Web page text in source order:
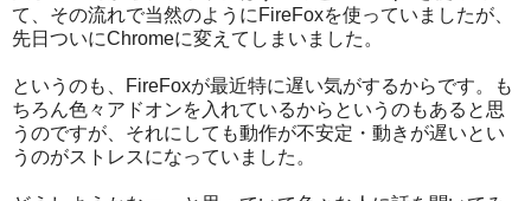
て、その流れで当然のようにFireFoxを使っていましたが、
先日ついにChromeに変えてしまいました。
というのも、FireFoxが最近特に遅い気がするからです。も
ちろん色々アドオンを入れているからというのもあると思
うのですが、それにしても動作が不安定・動きが遅いとい
うのがストレスになっていました。